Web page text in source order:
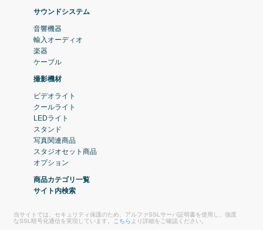
サウンドシステム
音響機器
輸入オーディオ
楽器
ケーブル
撮影機材
ビデオライト
クールライト
LEDライト
スタンド
写真関連商品
スタジオセット商品
オプション
商品カテゴリ一覧
サイト内検索
当サイトでは、セキュリティ保護のため、アルファSSLサーバ証明書を使用し、強度
なSSL暗号化通信を実現しています。 こちらより詳細をご確認ください。